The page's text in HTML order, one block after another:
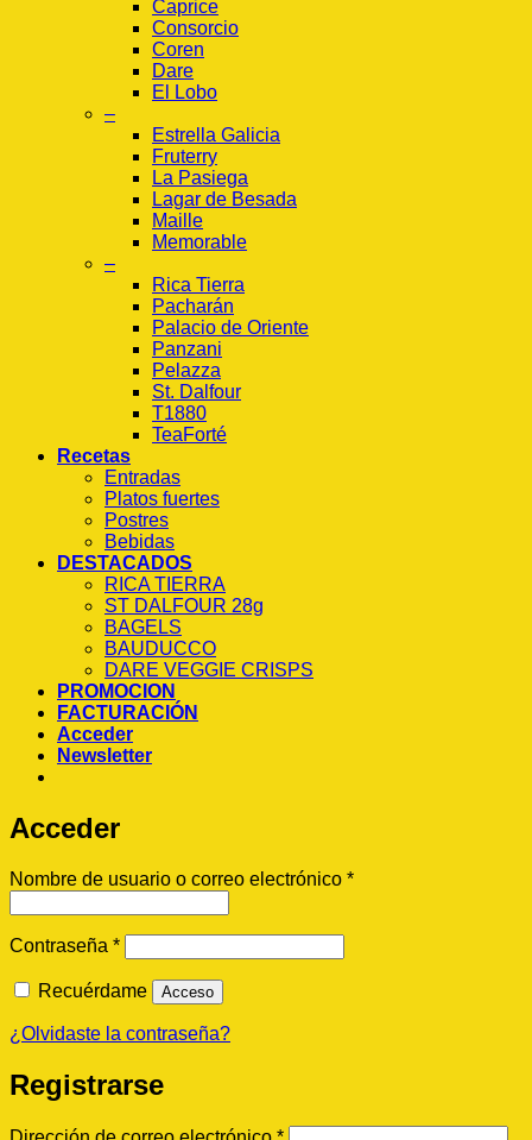
Caprice
Consorcio
Coren
Dare
El Lobo
–
Estrella Galicia
Fruterry
La Pasiega
Lagar de Besada
Maille
Memorable
–
Rica Tierra
Pacharán
Palacio de Oriente
Panzani
Pelazza
St. Dalfour
T1880
TeaForté
Recetas
Entradas
Platos fuertes
Postres
Bebidas
DESTACADOS
RICA TIERRA
ST DALFOUR 28g
BAGELS
BAUDUCCO
DARE VEGGIE CRISPS
PROMOCION
FACTURACIÓN
Acceder
Newsletter
Acceder
Nombre de usuario o correo electrónico *Obligatorio
Contraseña *Obligatorio
Recuérdame Acceso
¿Olvidaste la contraseña?
Registrarse
Obligatorio